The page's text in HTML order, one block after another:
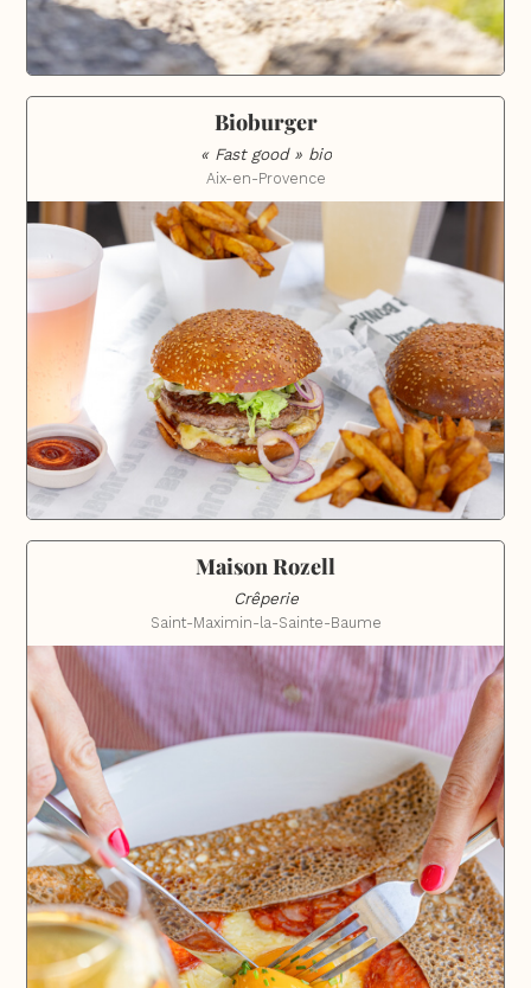
Bioburger
« Fast good » bio
Aix-en-Provence
Maison Rozell
Crêperie
Saint-Maximin-la-Sainte-Baume